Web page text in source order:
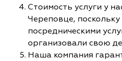
Стоимость услуги у
Череповце,
посредническими
организовали свою
Наша компания